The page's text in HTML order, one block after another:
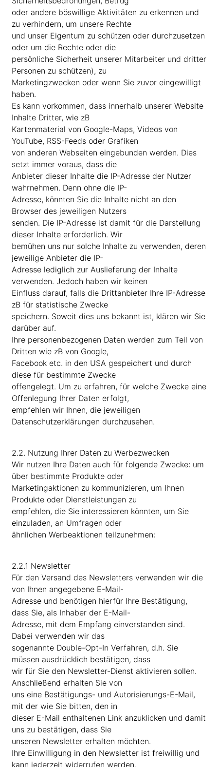
oder andere böswillige Aktivitäten zu erkennen und
zu verhindern, um unsere Rechte
und unser Eigentum zu schützen oder durchzusetzen
oder um die Rechte oder die
persönliche Sicherheit unserer Mitarbeiter und dritter
Personen zu schützen), zu
Marketingzwecken oder wenn Sie zuvor eingewilligt
haben.
Es kann vorkommen, dass innerhalb unserer Website
Inhalte Dritter, wie zB
Kartenmaterial von Google-Maps, Videos von
YouTube, RSS-Feeds oder Grafiken
von anderen Webseiten eingebunden werden. Dies
setzt immer voraus, dass die
Anbieter dieser Inhalte die IP-Adresse der Nutzer
wahrnehmen. Denn ohne die IP-
Adresse, könnten Sie die Inhalte nicht an den
Browser des jeweiligen Nutzers
senden. Die IP-Adresse ist damit für die Darstellung
dieser Inhalte erforderlich. Wir
bemühen uns nur solche Inhalte zu verwenden, deren
jeweilige Anbieter die IP-
Adresse lediglich zur Auslieferung der Inhalte
verwenden. Jedoch haben wir keinen
Einfluss darauf, falls die Drittanbieter Ihre IP-Adresse
zB für statistische Zwecke
speichern. Soweit dies uns bekannt ist, klären wir Sie
darüber auf.
Ihre personenbezogenen Daten werden zum Teil von
Dritten wie zB von Google,
Facebook etc. in den USA gespeichert und durch
diese für bestimmte Zwecke
offengelegt. Um zu erfahren, für welche Zwecke eine
Offenlegung Ihrer Daten erfolgt,
empfehlen wir Ihnen, die jeweiligen
Datenschutzerklärungen durchzusehen.
2.2. Nutzung Ihrer Daten zu Werbezwecken
Wir nutzen Ihre Daten auch für folgende Zwecke: um
über bestimmte Produkte oder
Marketingaktionen zu kommunizieren, um Ihnen
Produkte oder Dienstleistungen zu
empfehlen, die Sie interessieren könnten, um Sie
einzuladen, an Umfragen oder
ähnlichen Werbeaktionen teilzunehmen:
2.2.1 Newsletter
Für den Versand des Newsletters verwenden wir die
von Ihnen angegebene E-Mail-
Adresse und benötigen hierfür Ihre Bestätigung,
dass Sie, als Inhaber der E-Mail-
Adresse, mit dem Empfang einverstanden sind.
Dabei verwenden wir das
sogenannte Double-Opt-In Verfahren, d.h. Sie
müssen ausdrücklich bestätigen, dass
wir für Sie den Newsletter-Dienst aktivieren sollen.
Anschließend erhalten Sie von
uns eine Bestätigungs- und Autorisierungs-E-Mail,
mit der wie Sie bitten, den in
dieser E-Mail enthaltenen Link anzuklicken und damit
uns zu bestätigen, dass Sie
unseren Newsletter erhalten möchten.
Ihre Einwilligung in den Newsletter ist freiwillig und
kann jederzeit widerrufen werden.